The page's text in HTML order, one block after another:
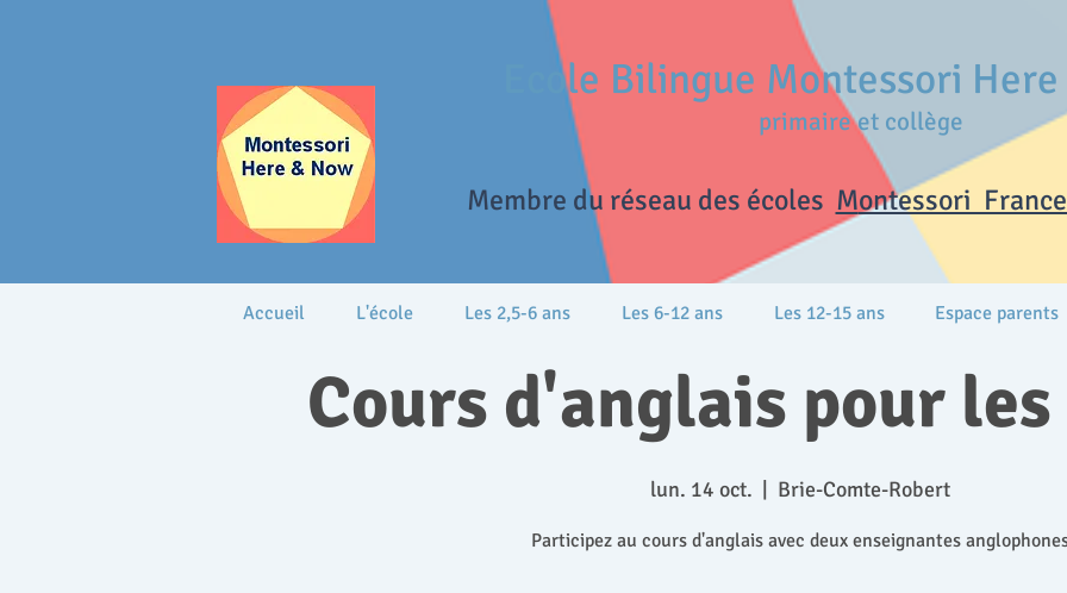
Ecole Bilingue Montessori
primaire et collège
Membre du réseau des écoles Montessori
Cours d'anglais pour
lun. 14 oct. Brie-Comte-Robert
Participez au cours d'anglais avec deux enseignantes
Accueil L'école Les 2,5-6 ans Les 6-12 ans Les 12-15 ans Espace parents